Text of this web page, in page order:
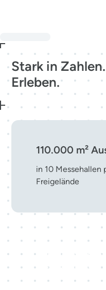
Stark in
Erleben.
110.000 m²
in 10 Messehallen
Freigelände
Top-10-
Deutschland
eine führende